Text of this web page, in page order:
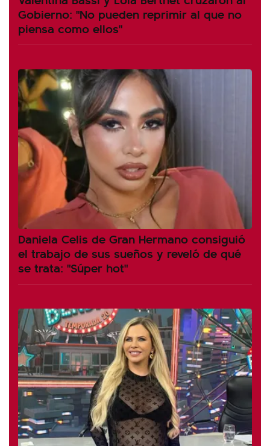
Gobierno: "No pueden reprimir al que no
piensa como ellos"
Daniela Celis de Gran Hermano consiguió
el trabajo de sus sueños y reveló de qué
se trata: "Súper hot"